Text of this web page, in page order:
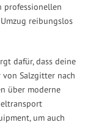
professionellen
reibungslos
dafür, dass deine
Salzgitter nach
über moderne
um auch